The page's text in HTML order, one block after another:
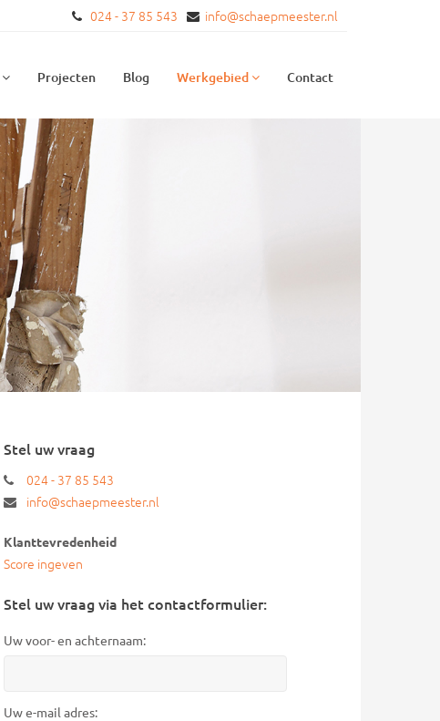
024 - 37 85 543 info@schaepmeester.nl
Projecten Blog Werkgebied Contact
Stel uw vraag
024 - 37 85 543
info@schaepmeester.nl
Klanttevredenheid
Score ingeven
Stel uw vraag via het contactformulier:
Uw voor- en achternaam:
Uw e-mail adres: